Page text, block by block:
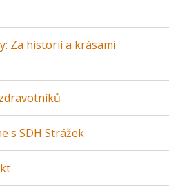
Za historií a krásami
s SDH Strážek